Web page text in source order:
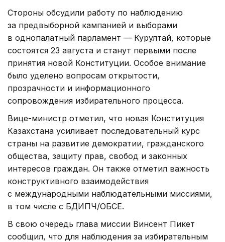
Стороны обсудили работу по наблюдению
за предвыборной кампанией и выборами
в однопалатный парламент — Курултай, которые
состоятся 23 августа и станут первыми после
принятия новой Конституции. Особое внимание
было уделено вопросам открытости,
прозрачности и информационного
сопровождения избирательного процесса.
Вице-министр отметил, что новая Конституция
Казахстана усиливает последовательный курс
страны на развитие демократии, гражданского
общества, защиту прав, свобод и законных
интересов граждан. Он также отметил важность
конструктивного взаимодействия
с международными наблюдательными миссиями,
в том числе с БДИПЧ/ОБСЕ.
В свою очередь глава миссии Винсент Пикет
сообщил, что для наблюдения за избирательным